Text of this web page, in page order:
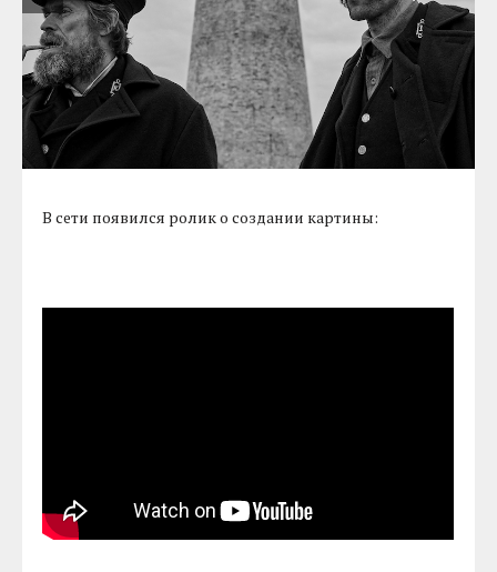
В сети появился ролик о создании картины: